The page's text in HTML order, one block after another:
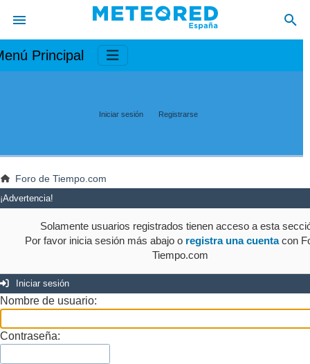
Principal
Iniciar sesión Registrarse
Foro de Tiempo.com
¡Advertencia!
Solamente usuarios registrados tienen acceso a esta
Por favor inicia sesión más abajo o registra una cuentacon
Tiempo.com
Iniciar sesión
Nombre de usuario:
Contraseña: